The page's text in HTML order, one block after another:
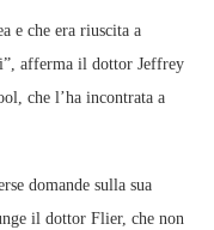
e che era riuscita a
afferma il dottor Jeffrey
che l’ha incontrata a
domande sulla sua
il dottor Flier, che non